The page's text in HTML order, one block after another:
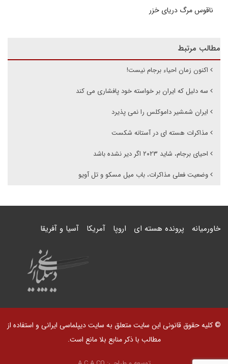
ناقوس مرگ دریای خزر
مطالب مرتبط
اکنون زمان احیاء برجام نیست!
سه دلیل که ایران بر خواسته خود پافشاری می کند
ایران شمشیر داموکلس را نمی پذیرد
مذاکرات هسته ای در آستانه شکست
احیای برجام، شاید ۲۰۲۳ اگر دیر نشده باشد
وضعیت فعلی مذاکرات، باب میل مسکو و تل آویو
خاورمیانه پرونده هسته ای اروپا آمریکا آسیا و آفریقا
© کلیه حقوق قانونی این سایت متعلق به سایت دیپلماسی ایرانی و استفاده از
مطالب با ذکر منابع بلا مانع است.